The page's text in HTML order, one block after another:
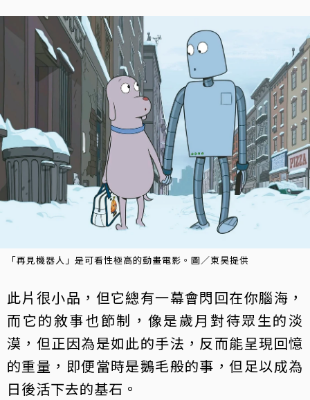
「再見機器人」是可看性極高的動畫電影。圖／東昊提供
此片很小品，但它總有一幕會閃回在你腦海，
而它的敘事也節制，像是歲月對待眾生的淡
漠，但正因為是如此的手法，反而能呈現回憶
的重量，即便當時是鵝毛般的事，但足以成為
日後活下去的基石。